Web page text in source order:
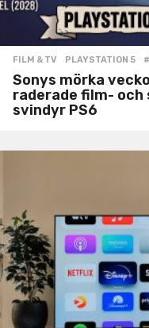
FILM & TV ,PLAYSTATION 5
Sonys mörka
raderade film- och
svindyr PS6